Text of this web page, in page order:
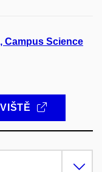
Campus Science